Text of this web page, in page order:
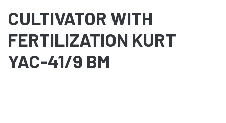
CULTIVATOR WITH
FERTILIZATION KURT
YAC-41/9 BM